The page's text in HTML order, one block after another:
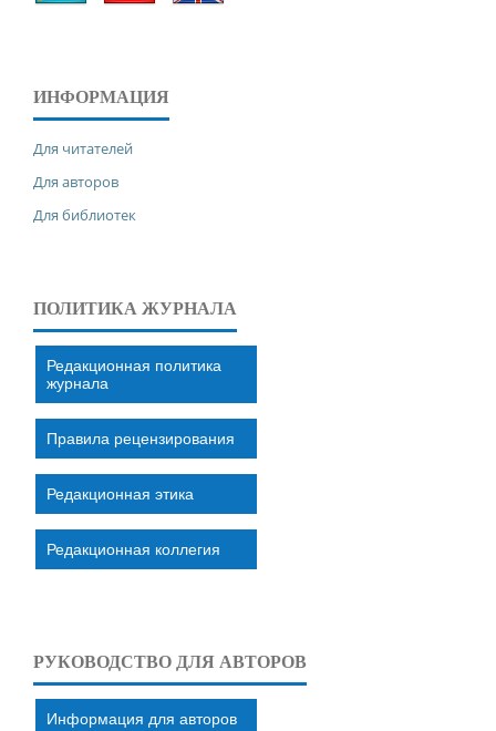
ИНФОРМАЦИЯ
Для читателей
Для авторов
Для библиотек
ПОЛИТИКА ЖУРНАЛА
Редакционная политика
журнала
Правила рецензирования
Редакционная этика
Редакционная коллегия
РУКОВОДСТВО ДЛЯ АВТОРОВ
Информация для авторов